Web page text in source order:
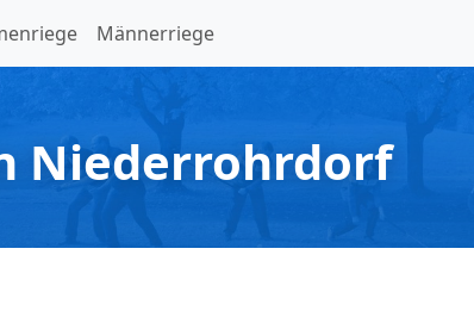
Männerriege
Niederrohrdorf